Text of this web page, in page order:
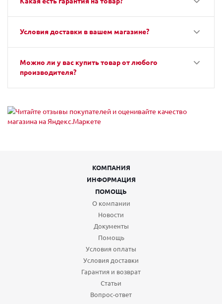
Условия доставки в вашем магазине?
Можно ли у вас купить товар от любого
производителя?
КОМПАНИЯ
ИНФОРМАЦИЯ
ПОМОЩЬ
О компании
Новости
Документы
Помощь
Условия оплаты
Условия доставки
Гарантия и возврат
Статьи
Вопрос-ответ